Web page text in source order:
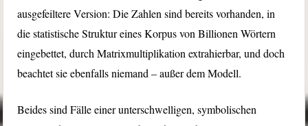
ausgefeiltere Version: Die Zahlen sind bereits vorhanden, in
die statistische Struktur eines Korpus von Billionen Wörtern
eingebettet, durch Matrixmultiplikation extrahierbar, und doch
beachtet sie ebenfalls niemand – außer dem Modell.
Beides sind Fälle einer unterschwelligen, symbolischen